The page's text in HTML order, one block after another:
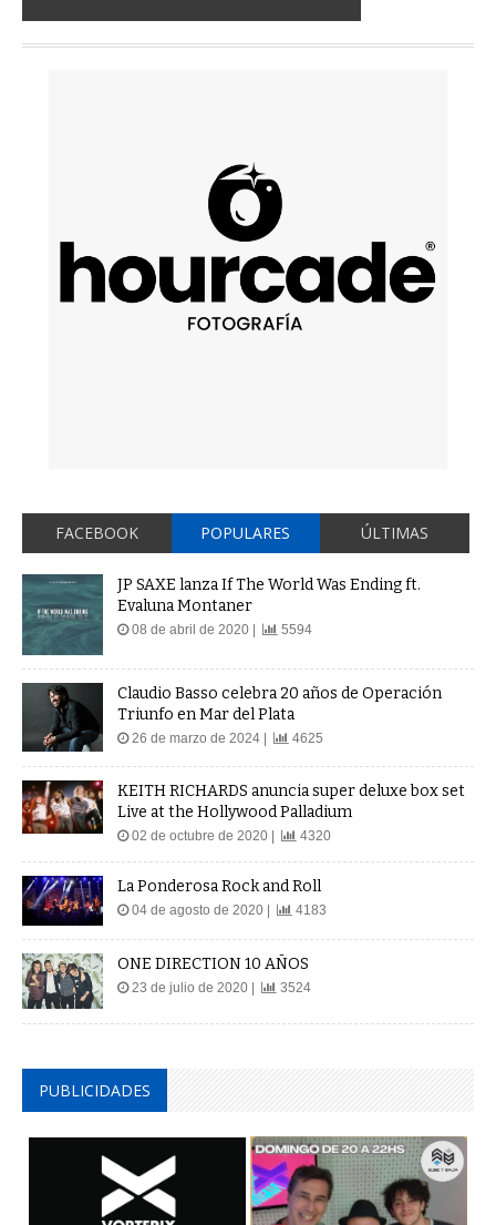
FACEBOOK POPULARES ÚLTIMAS
JP SAXE lanza If The World Was Ending ft.
Evaluna Montaner
08 de abril de 2020 | 5594
Claudio Basso celebra 20 años de Operación
Triunfo en Mar del Plata
26 de marzo de 2024 | 4625
KEITH RICHARDS anuncia super deluxe box set
Live at the Hollywood Palladium
02 de octubre de 2020 | 4320
La Ponderosa Rock and Roll
04 de agosto de 2020 | 4183
ONE DIRECTION 10 AÑOS
23 de julio de 2020 | 3524
PUBLICIDADES